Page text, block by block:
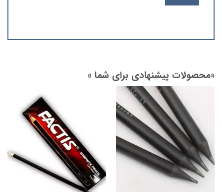
«محصولات پیشنهادی برای شما »